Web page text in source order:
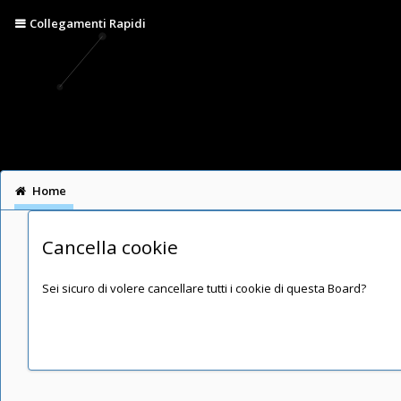
Collegamenti Rapidi
Home
Cancella cookie
Sei sicuro di volere cancellare tutti i cookie di questa Board?